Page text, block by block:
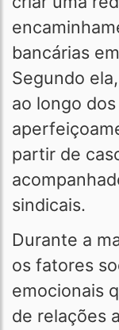
bancárias
Segundo
ao longo
partir de
sindicais.
Durante a
os fatores
emocionais
de relações